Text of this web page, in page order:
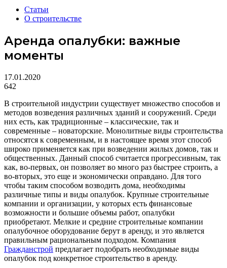
Статьи
О строительстве
Аренда опалубки: важные
моменты
17.01.2020
642
В строительной индустрии существует множество способов и
методов возведения различных зданий и сооружений. Среди
них есть, как традиционные – классические, так и
современные – новаторские. Монолитные виды строительства
относятся к современным, и в настоящее время этот способ
широко применяется как при возведении жилых домов, так и
общественных. Данный способ считается прогрессивным, так
как, во-первых, он позволяет во много раз быстрее строить, а
во-вторых, это еще и экономически оправдано. Для того
чтобы таким способом возводить дома, необходимы
различные типы и виды опалубок. Крупные строительные
компании и организации, у которых есть финансовые
возможности и большие объемы работ, опалубки
приобретают. Мелкие и средние строительные компании
опалубочное оборудование берут в аренду, и это является
правильным рациональным подходом. Компания
Гражданстрой предлагает подобрать необходимые виды
опалубок под конкретное строительство в аренду.